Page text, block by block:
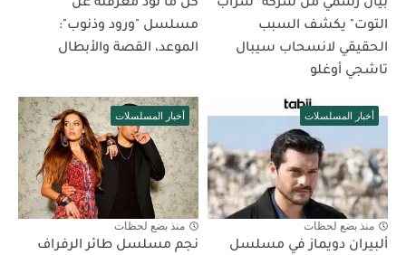
بيان رسمي من شركة "شراب
التوت" يكشف السبب
الحقيقي لانسحاب سيبال
تاشجي أوغلو
كل ما تود معرفته عن
مسلسل "ورود وذنوب":
الموعد، القصة والأبطال
أخبار المسلسلات
منذ بضع لحظات
ألبيران دويماز في مسلسل
أخبار المسلسلات
منذ بضع لحظات
نجم مسلسل طائر الرفراف